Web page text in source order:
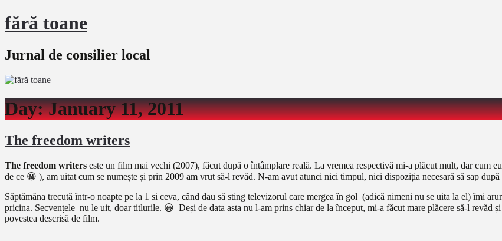
fără toane
Jurnal de consilier local
Day:January 11, 2011
The freedom writers
The freedom writers este un film mai vechi (2007), făcut după o întâmplare reală. La vremea respectivă mi-a plăcut mult, dar cum
de ce 😀 ), am uitat cum se numește și prin 2009 am vrut să-l revăd. N-am avut atunci nici timpul, nici dispoziția necesară să sap
Săptămâna trecută într-o noapte pe la 1 si ceva, când dau să sting televizorul care mergea în gol (adică nimeni nu se uita la el) îmi
pricina. Secvențele nu le uit, doar titlurile. 😀 Deși de data asta nu l-am prins chiar de la început, mi-a făcut mare plăcere să-l revăd
povestea descrisă de film.